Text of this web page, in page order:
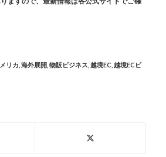
リカ 海外展開 物販ビジネス 越境EC 越境ECビ